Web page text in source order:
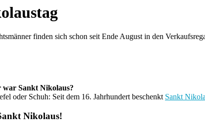
finden sich schon seit Ende August in den
Sankt Nikolaus?
oder Schuh: Seit dem 16. Jahrhundert beschenkt Sankt
Nikolaus!